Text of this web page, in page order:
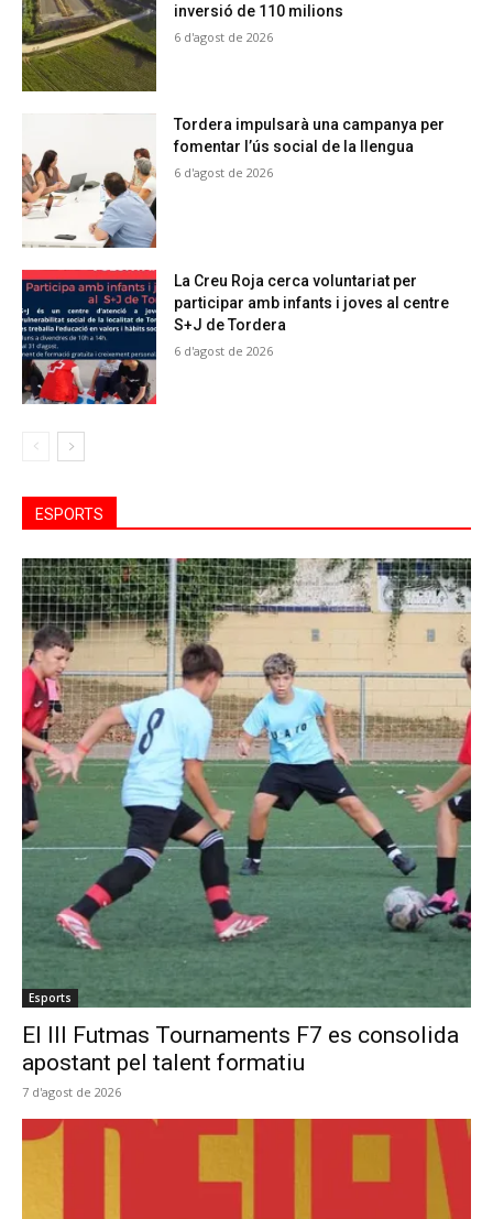
inversió de 110 milions
6 d'agost de 2026
Tordera impulsarà una campanya per
fomentar l’ús social de la llengua
6 d'agost de 2026
La Creu Roja cerca voluntariat per
participar amb infants i joves al centre
S+J de Tordera
6 d'agost de 2026
ESPORTS
Esports
El III Futmas Tournaments F7 es consolida
apostant pel talent formatiu
7 d'agost de 2026